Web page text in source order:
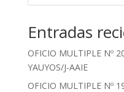
Entradas
OFICIO MULTIPLE Nº
YAUYOS/J-AAIE
OFICIO MULTIPLE Nº